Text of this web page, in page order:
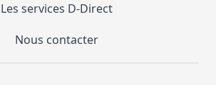
Les services D-Direct
Nous contacter